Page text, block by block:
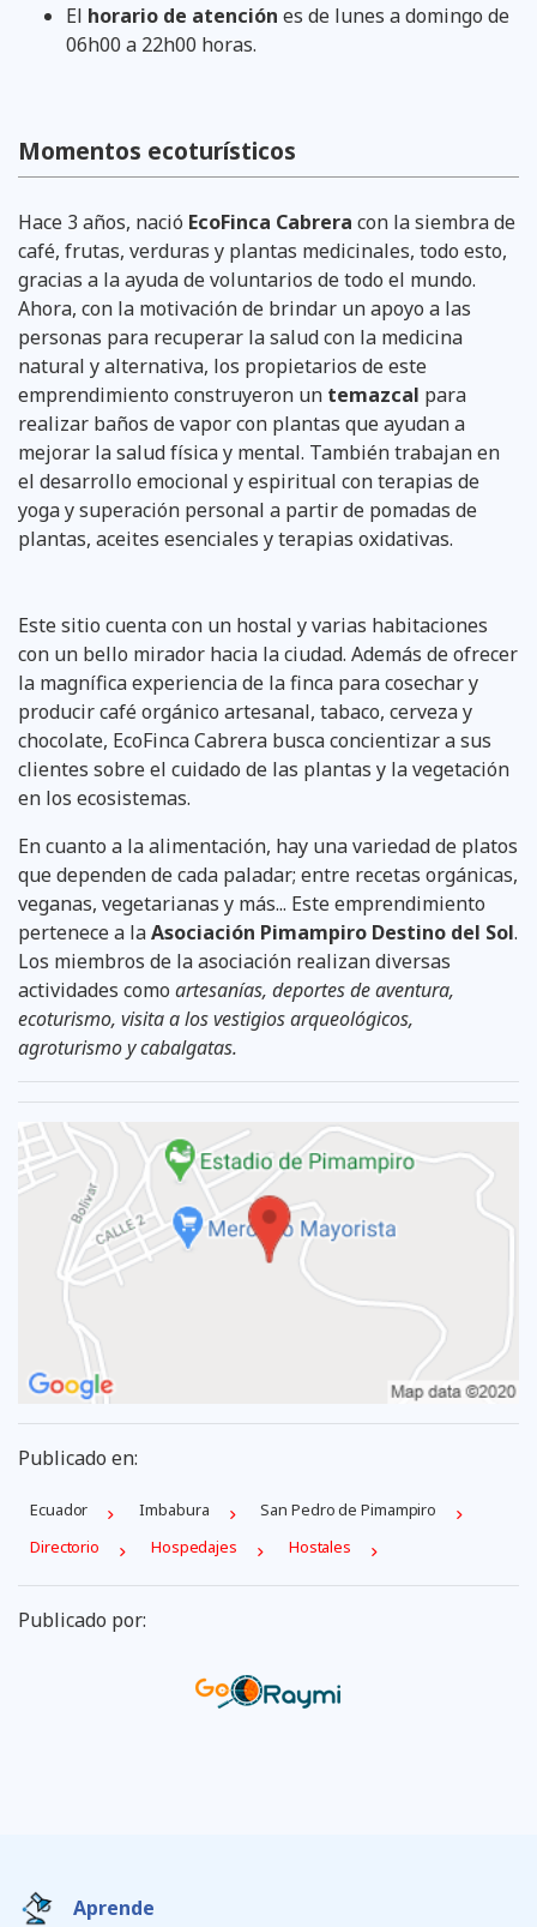
El horario de atención es de lunes a domingo de
06h00 a 22h00 horas.
Momentos ecoturísticos
Hace 3 años, nació EcoFinca Cabrera con la siembra de
café, frutas, verduras y plantas medicinales, todo esto,
gracias a la ayuda de voluntarios de todo el mundo.
Ahora, con la motivación de brindar un apoyo a las
personas para recuperar la salud con la medicina
natural y alternativa, los propietarios de este
emprendimiento construyeron un temazcal para
realizar baños de vapor con plantas que ayudan a
mejorar la salud física y mental. También trabajan en
el desarrollo emocional y espiritual con terapias de
yoga y superación personal a partir de pomadas de
plantas, aceites esenciales y terapias oxidativas.
Este sitio cuenta con un hostal y varias habitaciones
con un bello mirador hacia la ciudad. Además de ofrecer
la magnífica experiencia de la finca para cosechar y
producir café orgánico artesanal, tabaco, cerveza y
chocolate, EcoFinca Cabrera busca concientizar a sus
clientes sobre el cuidado de las plantas y la vegetación
en los ecosistemas.
En cuanto a la alimentación, hay una variedad de platos
que dependen de cada paladar; entre recetas orgánicas,
veganas, vegetarianas y más... Este emprendimiento
pertenece a laAsociación Pimampiro Destino del Sol.
Los miembros de la asociación realizan diversas
actividades como artesanías, deportes de aventura,
ecoturismo, visita a los vestigios arqueológicos,
agroturismo y cabalgatas.
Publicado en:
Ecuador Imbabura
San Pedro de Pimampiro
Directorio
Hospedajes Hostales
Publicado por:
Aprende